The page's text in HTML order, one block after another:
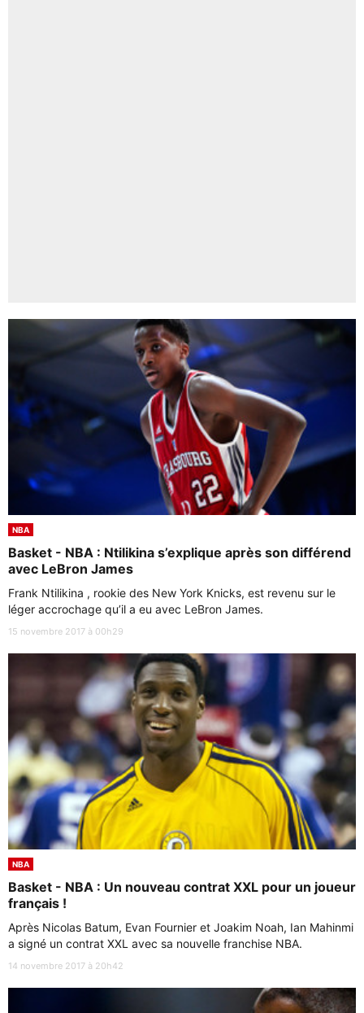
NBA
Basket - NBA : Ntilikina s’explique après son différend
avec LeBron James
Frank Ntilikina , rookie des New York Knicks, est revenu sur le
léger accrochage qu’il a eu avec LeBron James.
15 novembre 2017 à 00h29
NBA
Basket - NBA : Un nouveau contrat XXL pour un joueur
français !
Après Nicolas Batum, Evan Fournier et Joakim Noah, Ian Mahinmi
a signé un contrat XXL avec sa nouvelle franchise NBA.
14 novembre 2017 à 20h42